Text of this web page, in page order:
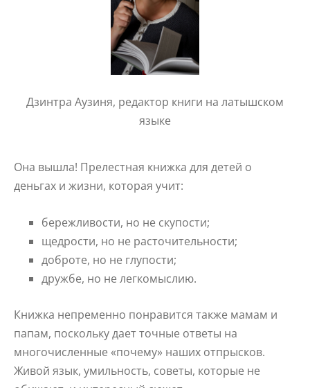
Дзинтра Аузиня, редактор книги на латышском
языке
Она вышла! Прелестная книжка для детей о
деньгах и жизни, которая учит:
бережливости, но не скупости;
щедрости, но не расточительности;
доброте, но не глупости;
дружбе, но не легкомыслию.
Книжка непременно понравится также мамам и
папам, поскольку дает точные ответы на
многочисленные «почему» наших отпрысков.
Живой язык, умильность, советы, которые не